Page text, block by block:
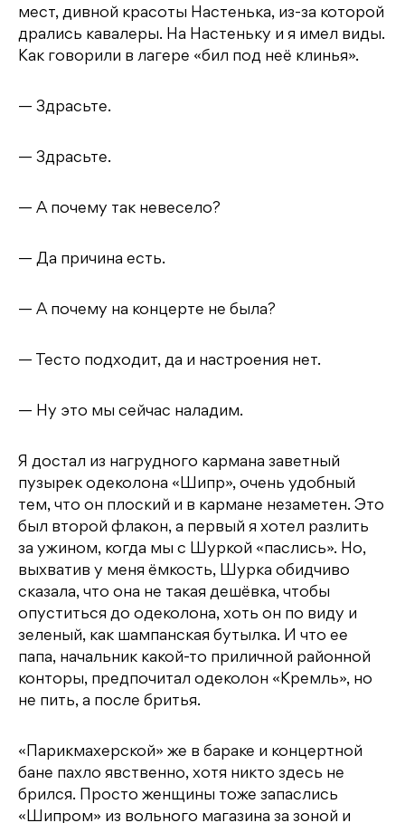
мест, дивной красоты Настенька, из-за которой
дрались кавалеры. На Настеньку и я имел виды.
Как говорили в лагере «бил под неё клинья».
— Здрасьте.
— Здрасьте.
— А почему так невесело?
— Да причина есть.
— А почему на концерте не была?
— Тесто подходит, да и настроения нет.
— Ну это мы сейчас наладим.
Я достал из нагрудного кармана заветный
пузырек одеколона «Шипр», очень удобный
тем, что он плоский и в кармане незаметен. Это
был второй флакон, а первый я хотел разлить
за ужином, когда мы с Шуркой «паслись». Но,
выхватив у меня ёмкость, Шурка обидчиво
сказала, что она не такая дешёвка, чтобы
опуститься до одеколона, хоть он по виду и
зеленый, как шампанская бутылка. И что ее
папа, начальник какой-то приличной районной
конторы, предпочитал одеколон «Кремль», но
не пить, а после бритья.
«Парикмахерской» же в бараке и концертной
бане пахло явственно, хотя никто здесь не
брился. Просто женщины тоже запаслись
«Шипром» из вольного магазина за зоной и